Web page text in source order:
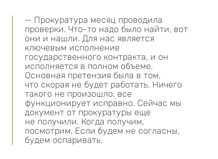
— Прокуратура месяц проводила
проверки. Что-то надо было найти, вот
они и нашли. Для нас является
ключевым исполнение
государственного контракта, и он
исполняется в полном объеме.
Основная претензия была в том,
что скорая не будет работать. Ничего
такого не произошло, все
функционирует исправно. Сейчас мы
документ от прокуратуры еще
не получили. Когда получим,
посмотрим. Если будем не согласны,
будем оспаривать.